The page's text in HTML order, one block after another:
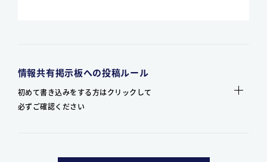
情報共有掲示板への投稿ルール
初めて書き込みをする方はクリックして
必ずご確認ください